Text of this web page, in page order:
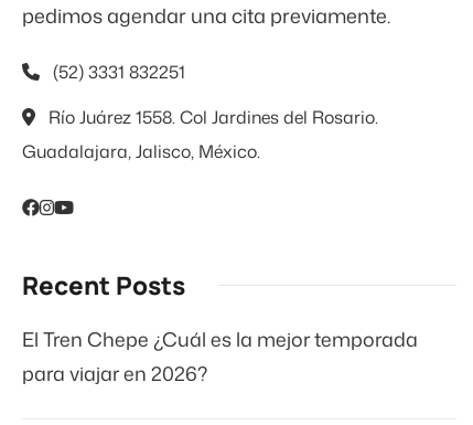
pedimos agendar una cita previamente.
(52) 3331 832251
Río Juárez 1558. Col Jardines del Rosario.
Guadalajara, Jalisco, México.
Recent Posts
El Tren Chepe ¿Cuál es la mejor temporada
para viajar en 2026?